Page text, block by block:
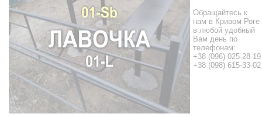
Обращайтесь к
нам в Кривом Роге
в любой удобный
Вам день по
телефонам:
+38 (096) 025-28-19
+38 (098) 615-33-02